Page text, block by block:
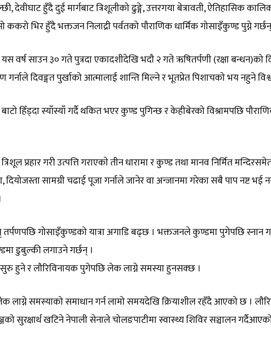
देवीघाट हुँदै दुई मार्गबाट त्रिशूलीको ढुङ्गे, उत्तरगया बेत्रावती, ऐतिहासिक
भिर हुँदै भक्तजन निलाद्री पर्वतको पौराणिक धार्मिक गोसाइँकुण्ड पुग्ने
वर्ष साउन ३० गते पुत्रदा एकादशीदेखि भदौ २ गते ऋषितर्पणी (रक्षा
गर्नाले दिवङ्गत पुर्खाको आत्मालाई शान्ति मिल्ने र भूतप्रेत पिशाचको भय नहुने
हिँड्दा स्याँस्याँ गर्दै थकित भएर कुण्ड पुगिन्छ र केहीबेरको विश्रामपछि
प्रहार गरी उत्पत्ति गराएकाे तीन धारामा र कुण्ड तथा मानव निर्मित
दियोजस्ता सामग्री चढाई पूजा गर्नाले जानेर वा अन्जानमा गरेका सबै पाप नष्ट
तर्पणपछि गोसाइँकुण्डको यात्रा अगाडि बढ्छ । भक्तजनले कुण्डमा पुगेपछि स्नान
डुबुल्की लगाउने गर्छन् ।
सुरु हुने र लौरिविनायक पुगेपछि लेक लाग्ने समस्या हुनसक्छ ।
समस्याको समाधान गर्न लामो समयदेखि क्रियाशील रहँदै आएको छ ।
सुरक्षार्थ खटिने नेपाली सेनाले चोलङपाटीमा स्वास्थ्य शिविर सञ्चालन